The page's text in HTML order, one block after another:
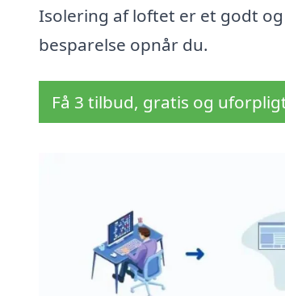
Isolering af loftet er et godt
besparelse opnår du.
Få 3 tilbud, gratis og